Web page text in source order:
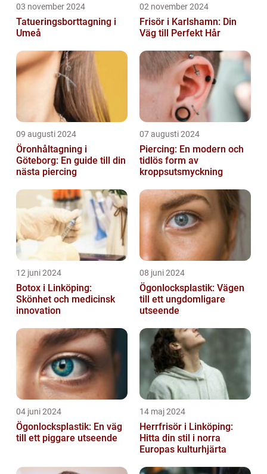
03 november 2024
Tatueringsborttagning i
Umeå
02 november 2024
Frisör i Karlshamn: Din
Väg till Perfekt Hår
09 augusti 2024
Öronhåltagning i
Göteborg: En guide till din
nästa piercing
07 augusti 2024
Piercing: En modern och
tidlös form av
kroppsutsmyckning
12 juni 2024
Botox i Linköping:
Skönhet och medicinsk
innovation
08 juni 2024
Ögonlocksplastik: Vägen
till ett ungdomligare
utseende
04 juni 2024
Ögonlocksplastik: En väg
till ett piggare utseende
14 maj 2024
Herrfrisör i Linköping:
Hitta din stil i norra
Europas kulturhjärta